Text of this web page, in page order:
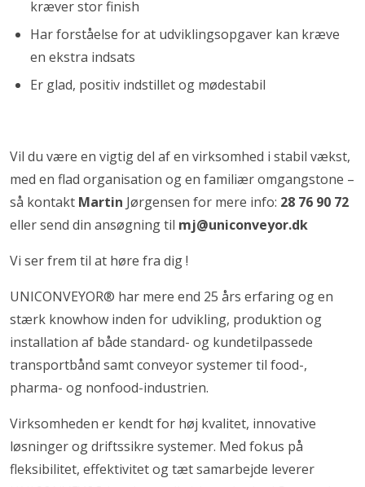
kræver stor finish
Har forståelse for at udviklingsopgaver kan kræve
en ekstra indsats
Er glad, positiv indstillet og mødestabil
Vil du være en vigtig del af en virksomhed i stabil vækst,
med en flad organisation og en familiær omgangstone –
så kontakt Martin Jørgensen for mere info: 28 76 90 72
eller send din ansøgning til mj@uniconveyor.dk
Vi ser frem til at høre fra dig !
UNICONVEYOR® har mere end 25 års erfaring og en
stærk knowhow inden for udvikling, produktion og
installation af både standard- og kundetilpassede
transportbånd samt conveyor systemer til food-,
pharma- og nonfood-industrien.
Virksomheden er kendt for høj kvalitet, innovative
løsninger og driftssikre systemer. Med fokus på
fleksibilitet, effektivitet og tæt samarbejde leverer